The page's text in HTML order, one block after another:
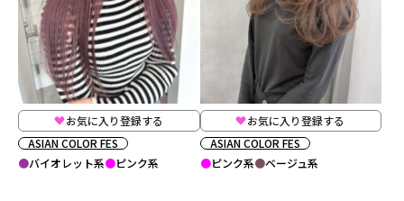
お気に入り登録する
ASIAN COLOR FES
バイオレット系
ピンク系
お気に入り登録する
ASIAN COLOR FES
ピンク系
ベージュ系